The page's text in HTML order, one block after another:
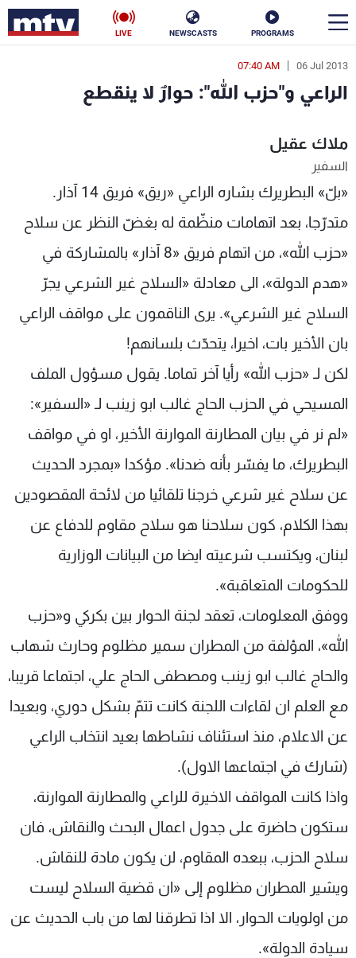
PROGRAMS
NEWSCASTS
LIVE
06 Jul 2013
07:40 AM
الراعي و"حزب الله": حوارٌ لا ينقطع
ملاك عقيل
السفير
«بلّ» البطريرك بشاره الراعي «ريق» فريق 14 آذار.
متدرّجا، بعد اتهامات منظّمة له بغضّ النظر عن سلاح
«حزب الله»، من اتهام فريق «8 آذار» بالمشاركة في
«هدم الدولة»، الى معادلة «السلاح غير الشرعي يجرّ
السلاح غير الشرعي». يرى الناقمون على مواقف الراعي
بان الأخير بات، اخيرا، يتحدّث بلسانهم!
لكن لـ «حزب الله» رأيا آخر تماما. يقول مسؤول الملف
المسيحي في الحزب الحاج غالب ابو زينب لـ «السفير»:
«لم نر في بيان المطارنة الموارنة الأخير، او في مواقف
البطريرك، ما يفسّر بأنه ضدنا». مؤكدا «بمجرد الحديث
عن سلاح غير شرعي خرجنا تلقائيا من لائحة المقصودين
بهذا الكلام، كون سلاحنا هو سلاح مقاوم للدفاع عن
لبنان، ويكتسب شرعيته ايضا من البيانات الوزارية
للحكومات المتعاقبة».
ووفق المعلومات، تعقد لجنة الحوار بين بكركي و«حزب
الله»، المؤلفة من المطران سمير مظلوم وحارث شهاب
والحاج غالب ابو زينب ومصطفى الحاج علي، اجتماعا قريبا،
مع العلم ان لقاءات اللجنة كانت تتمّ بشكل دوري، وبعيدا
عن الاعلام، منذ استئناف نشاطها بعيد انتخاب الراعي
(شارك في اجتماعها الاول).
واذا كانت المواقف الاخيرة للراعي والمطارنة الموارنة،
ستكون حاضرة على جدول اعمال البحث والنقاش، فان
سلاح الحزب، ببعده المقاوم، لن يكون مادة للنقاش.
ويشير المطران مظلوم إلى «ان قضية السلاح ليست
من اولويات الحوار، الا اذا تطرقنا لها من باب الحديث عن
سيادة الدولة».
en
الأخبار
سياسة
إقتصاد
منوعات رياضة
كأس العالم
جدول البرامج
شاهد البرامج
الترددات
الإنـتـاج
وظائف
تواصل معنا
سياسة الخصوصية